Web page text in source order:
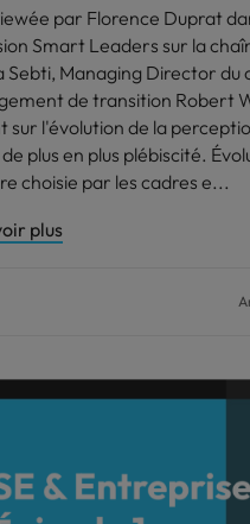
par Florence Duprat
Smart Leaders sur la
Sebti, Managing Director du
de transition Robert
sur l'évolution de la
plus en plus plébiscité.
choisie par les cadres e
plus